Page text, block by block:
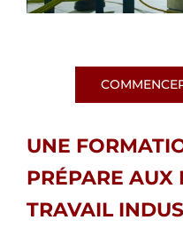
UNE
PRÉPARE AUX
TRAVAIL